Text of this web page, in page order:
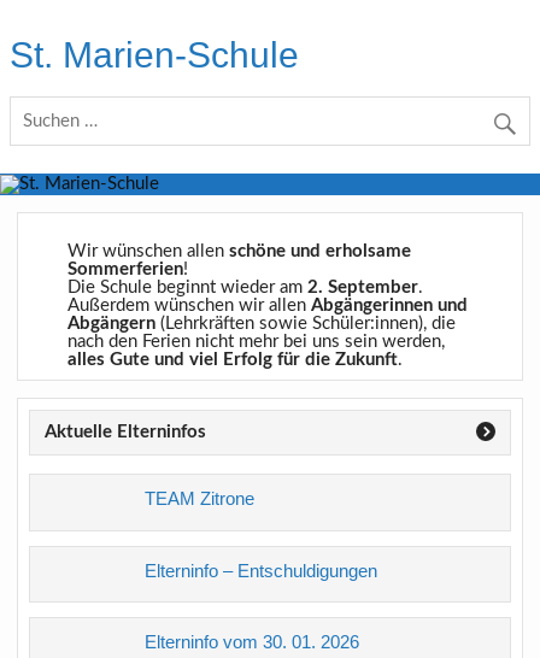
content
St. Marien-Schule
Wir wünschen allen schöne und erholsame
Sommerferien!
Die Schule beginnt wieder am2. September.
Außerdem wünschen wir allen Abgängerinnen und
Abgängern(Lehrkräften sowie Schüler:innen), die
nach den Ferien nicht mehr bei uns sein werden,
alles Gute und viel Erfolg für die Zukunft.
Aktuelle Elterninfos
TEAM Zitrone
Elterninfo – Entschuldigungen
Elterninfo vom 30. 01. 2026